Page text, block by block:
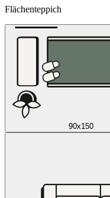
Flächenteppich
90x150